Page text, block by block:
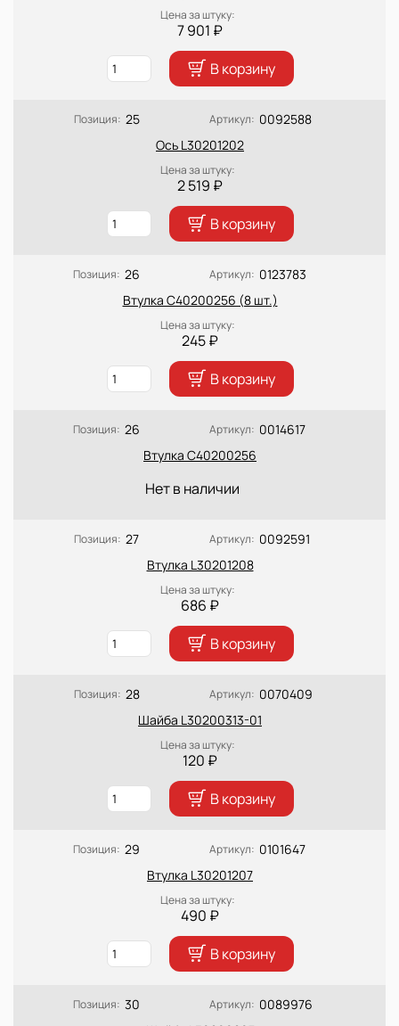
Цена за штуку:
7 901 ₽
В корзину
Позиция: 25 Артикул: 0092588
Ось L30201202
Цена за штуку:
2 519 ₽
В корзину
Позиция: 26 Артикул: 0123783
Втулка C40200256 (8 шт.)
Цена за штуку:
245 ₽
В корзину
Позиция: 26 Артикул: 0014617
Втулка C40200256
Нет в наличии
Позиция: 27 Артикул: 0092591
Втулка L30201208
Цена за штуку:
686 ₽
В корзину
Позиция: 28 Артикул: 0070409
Шайба L30200313-01
Цена за штуку:
120 ₽
В корзину
Позиция: 29 Артикул: 0101647
Втулка L30201207
Цена за штуку:
490 ₽
В корзину
Позиция: 30 Артикул: 0089976